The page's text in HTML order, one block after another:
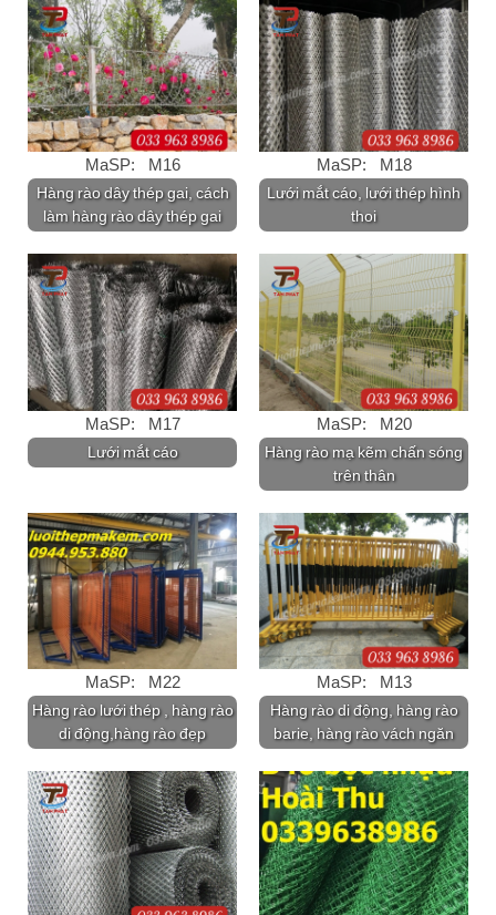
MaSP: M16
Hàng rào dây thép gai, cách
làm hàng rào dây thép gai
MaSP: M18
Lưới mắt cáo, lưới thép hình
thoi
MaSP: M17
Lưới mắt cáo
MaSP: M20
Hàng rào mạ kẽm chấn sóng
trên thân
MaSP: M22
Hàng rào lưới thép , hàng rào
di động,hàng rào đẹp
MaSP: M13
Hàng rào di động, hàng rào
barie, hàng rào vách ngăn